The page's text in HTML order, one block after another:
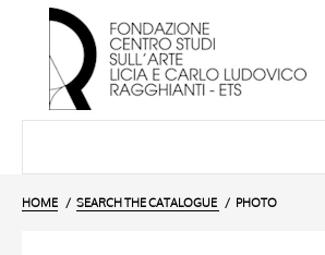
HOME SEARCH THE CATALOGUE PHOTO